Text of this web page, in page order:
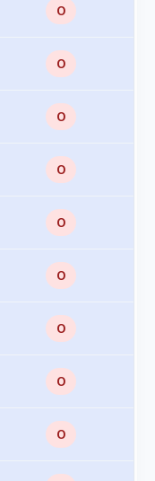
0
0
0
0
0
0
0
0
0